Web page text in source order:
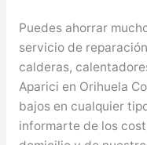
Puedes ahorrar
servicio de
calderas,
Aparici en Orihuela
bajos en cualquier
informarte de los